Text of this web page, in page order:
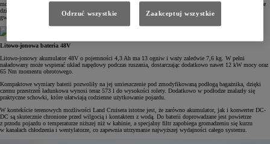
momentu obrotowego pojawiający się przy ponownym uruchamianiu jednostki. Dodatkowo zoptymalizowane
działanie wtryskiwaczy poprawia reakcję układu napędowego i minimalizuje uczucie szarpnięcia podczas
gwałtownego przyspieszania.
Litowo-jonowa bateria 48V
Litowo-jonowy akumulator 48V o pojemności 4,3 Ah ma 13 ogniw i waży zaledwie 7,6 kg. W pełni
naładowany może wspierać układ napędowy podczas ruszania, dostarczając dodatkowo nawet 12 kW mocy oraz
65 Nm momentu obrotowego.
Kompaktowe wymiary baterii pozwoliły na jej umieszczenie pod zmodyfikowaną podłogą bagażnika, dzięki
czemu przestrzeń ładunkowa wynosi teraz 573 l do wysokości rolety. Dodatkowo w podłodze znalazły się
praktyczne schowki, które ułatwiają codzienne użytkowanie pojazdu.
W kontekście terenowych możliwości Land Cruisera istotne jest, że zarówno akumulator, jak i konwerter DC-
DC są skutecznie chronione przed wilgocią i kontaktem z wodą. Do baterii doprowadzane jest powietrze
z przodu pojazdu o temperaturze niższej niż w kabinie, a specjalny filtr zapobiega gromadzeniu się kurzu
w kanałach chłodzenia i wentylatorze, co zapewnia utrzymanie najwyższej wydajności całego systemu.
Odrzuć wszystkie Zaakceptuj wszystkie